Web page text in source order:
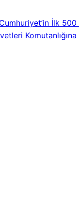
Cumhuriyet’in İlk 500